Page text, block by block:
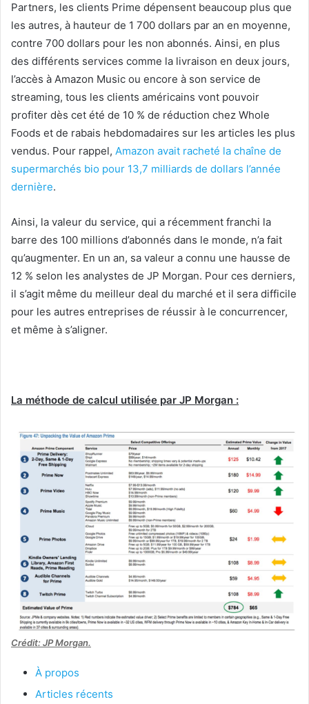
Partners, les clients Prime dépensent beaucoup plus que
les autres, à hauteur de 1 700 dollars par an en moyenne,
contre 700 dollars pour les non abonnés. Ainsi, en plus
des différents services comme la livraison en deux jours,
l’accès à Amazon Music ou encore à son service de
streaming, tous les clients américains vont pouvoir
profiter dès cet été de 10 % de réduction chez Whole
Foods et de rabais hebdomadaires sur les articles les plus
vendus. Pour rappel, Amazon avait racheté la chaîne de
supermarchés bio pour 13,7 milliards de dollars l’année
dernière.
Ainsi, la valeur du service, qui a récemment franchi la
barre des 100 millions d’abonnés dans le monde, n’a fait
qu’augmenter. En un an, sa valeur a connu une hausse de
12 % selon les analystes de JP Morgan. Pour ces derniers,
il s’agit même du meilleur deal du marché et il sera difficile
pour les autres entreprises de réussir à le concurrencer,
et même à s’aligner.
La méthode de calcul utilisée par JP Morgan :
Crédit: JP Morgan.
À propos
Articles récents